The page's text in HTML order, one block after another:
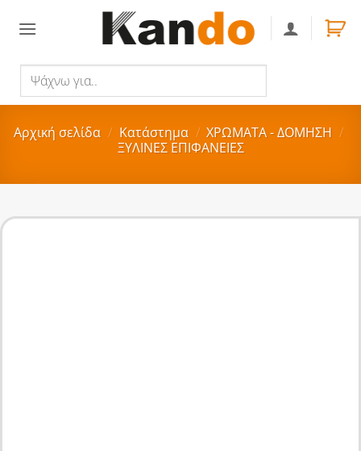
για..
Αρχική σελίδα / Κατάστημα / ΧΡΩΜΑΤΑ - ΔΟΜΗΣΗ /
ΞΥΛΙΝΕΣ ΕΠΙΦΑΝΕΙΕΣ